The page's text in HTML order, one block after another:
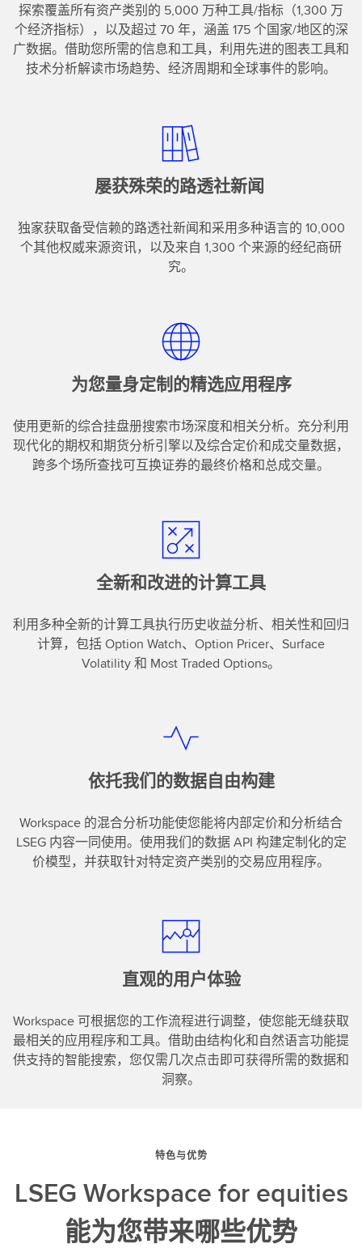
探索覆盖所有资产类别的 5,000 万种工具/指标（1,300 万
个经济指标），以及超过 70 年，涵盖 175 个国家/地区的深
广数据。借助您所需的信息和工具，利用先进的图表工具和
技术分析解读市场趋势、经济周期和全球事件的影响。
屡获殊荣的路透社新闻 ​
独家获取备受信赖的路透社新闻和采用多种语言的 10,000
个其他权威来源资讯，以及来自 1,300 个来源的经纪商研
究。
为您量身定制的精选应用程序
使用更新的综合挂盘册搜索市场深度和相关分析。充分利用
现代化的期权和期货分析引擎以及综合定价和成交量数据，
跨多个场所查找可互换证券的最终价格和总成交量。
全新和改进的计算工具
利用多种全新的计算工具执行历史收益分析、相关性和回归
计算，包括 Option Watch、Option Pricer、Surface
Volatility 和 Most Traded Options。
依托我们的数据自由构建
Workspace 的混合分析功能使您能将内部定价和分析结合
LSEG 内容一同使用。使用我们的数据 API 构建定制化的定
价模型，并获取针对特定资产类别的交易应用程序。
直观的用户体验
Workspace 可根据您的工作流程进行调整，使您能无缝获取
最相关的应用程序和工具。借助由结构化和自然语言功能提
供支持的智能搜索，您仅需几次点击即可获得所需的数据和
洞察。
特色与优势
LSEG Workspace for equities
能为您带来哪些优势